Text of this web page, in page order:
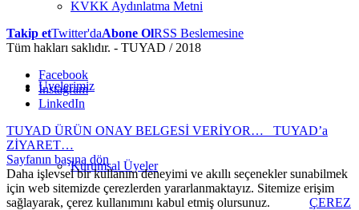
KVKK Aydınlatma Metni
Üyelerimiz
Kurumsal Üyeler
Takip etTwitter'daAbone OlRSS Beslemesine
Tüm hakları saklıdır. - TUYAD / 2018
Facebook
Instagram
LinkedIn
TUYAD ÜRÜN ONAY BELGESİ VERİYOR…
TUYAD’a
ZİYARET…
Sayfanın başına dön
Daha işlevsel bir kullanım deneyimi ve akıllı seçenekler sunabilmek
için web sitemizde çerezlerden yararlanmaktayız. Sitemize erişim
sağlayarak, çerez kullanımını kabul etmiş olursunuz.
ÇEREZ